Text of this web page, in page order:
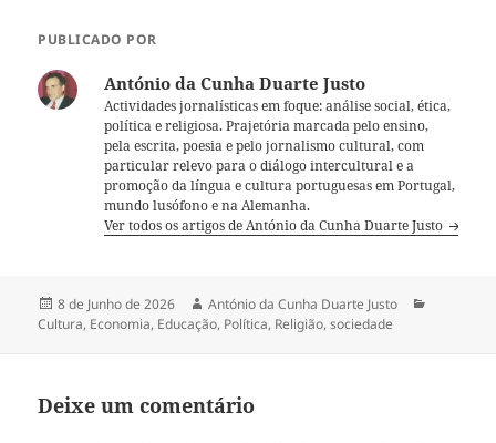
PUBLICADO POR
António da Cunha Duarte Justo
Actividades jornalísticas em foque: análise social, ética,
política e religiosa. Prajetória marcada pelo ensino,
pela escrita, poesia e pelo jornalismo cultural, com
particular relevo para o diálogo intercultural e a
promoção da língua e cultura portuguesas em Portugal,
mundo lusófono e na Alemanha.
Ver todos os artigos de António da Cunha Duarte Justo
Publicado
a
8 de Junho de 2026 Autor
António da Cunha Duarte Justo
Cultura, Economia, Educação, Política, Religião,sociedade
Deixe um comentário